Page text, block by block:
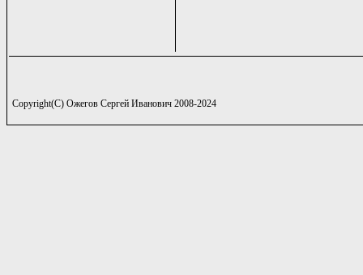
Copyright(C) Ожегов Сергей Иванович 2008-2024